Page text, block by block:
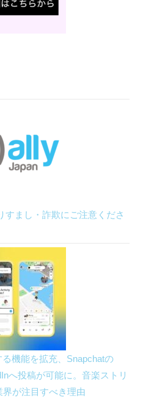
すまし・詐欺にご注意くださ
機能を拡充、Snapchatの
へ投稿が可能に。音楽ストリ
が注目すべき理由